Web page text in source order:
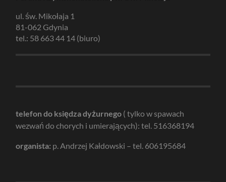
ul. św. Mikołaja 1
81-062 Gdynia
tel.: 58 663 44 14 (biuro)
telefon do księdza dyżurnego ( tylko w spawach
wezwań do chorych i umierających): tel. 516368194
organista: p. Andrzej Kałdowski – tel. 606195684